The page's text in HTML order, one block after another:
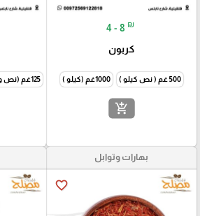
4 - 8 ₪
كربون
500 غم ( نص كيلو ) 1000غم (كيلو )
add_shopping_cart
125غم (نص وقيه )
بهارات وتوابل
favorite_border